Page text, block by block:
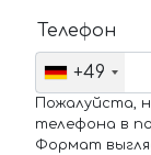
Телефон
+49
Пожалуйста,
телефона в
Формат